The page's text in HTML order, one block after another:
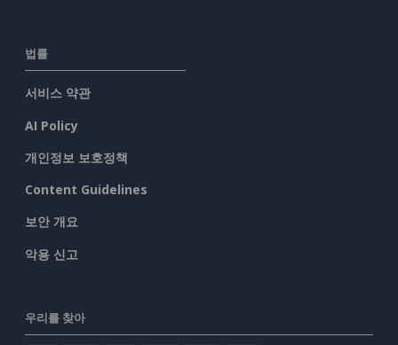
법률
서비스 약관
AI Policy
개인정보 보호정책
Content Guidelines
보안 개요
악용 신고
우리를 찾아